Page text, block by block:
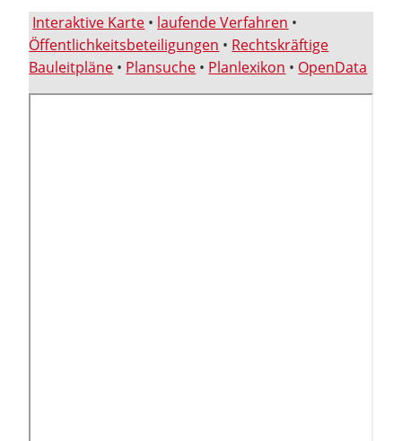
Interaktive Karte • laufende Verfahren •
Öffentlichkeitsbeteiligungen • Rechtskräftige
Bauleitpläne • Plansuche • Planlexikon • OpenData